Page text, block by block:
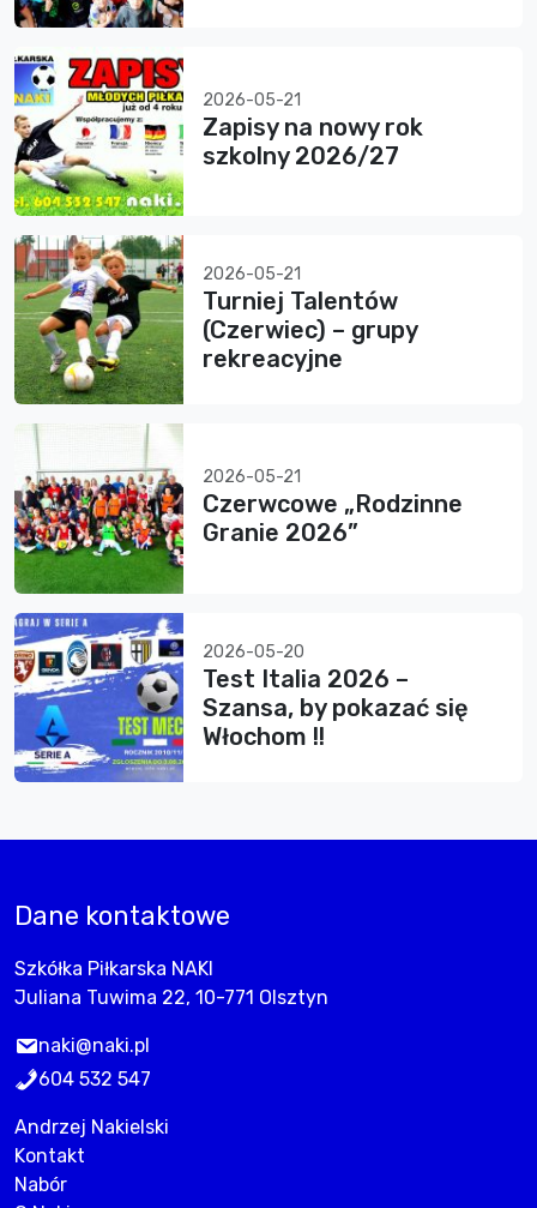
2026-05-21
Zapisy na nowy rok
szkolny 2026/27
2026-05-21
Turniej Talentów
(Czerwiec) – grupy
rekreacyjne
2026-05-21
Czerwcowe „Rodzinne
Granie 2026”
2026-05-20
Test Italia 2026 –
Szansa, by pokazać się
Włochom !!
Dane kontaktowe
Szkółka Piłkarska NAKI
Juliana Tuwima 22, 10-771 Olsztyn
naki@naki.pl
604 532 547
Andrzej Nakielski
Kontakt
Nabór